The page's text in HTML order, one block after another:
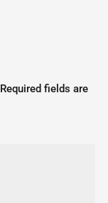
Required fields are